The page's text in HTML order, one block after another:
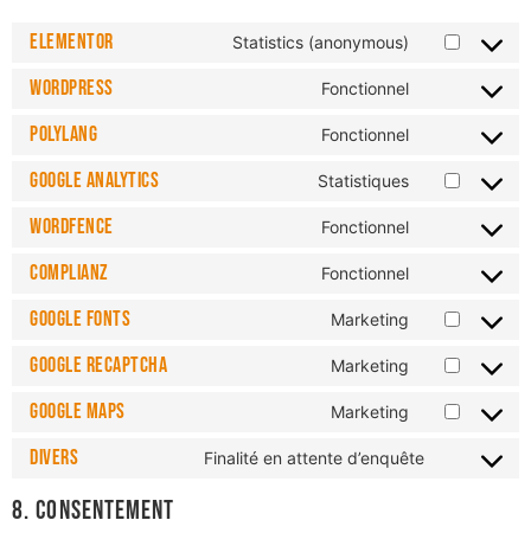
Elementor Statistics (anonymous)
WordPress Fonctionnel
Polylang Fonctionnel
Google Analytics Statistiques
Wordfence Fonctionnel
Complianz Fonctionnel
Google Fonts Marketing
Google reCAPTCHA Marketing
Google Maps Marketing
Divers Finalité en attente d’enquête
8. Consentement